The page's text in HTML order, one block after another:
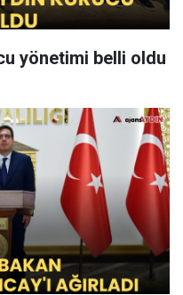
yönetimi belli oldu